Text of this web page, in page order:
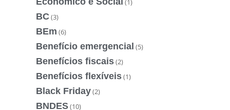
(1)
BC(3)
BEm (6)
Benefício emergencial (5)
Benefícios fiscais(2)
Benefícios flexíveis(1)
Black Friday(2)
BNDES(10)